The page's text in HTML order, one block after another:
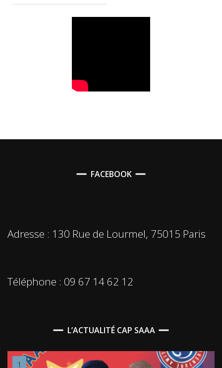
FACEBOOK
Adresse : 130 Rue de Lourmel, 75015 Paris
Téléphone : 09 67 14 62 12
L’ACTUALITÉ CAP SAAA